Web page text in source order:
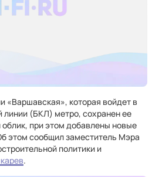
«Варшавская», которая войдет в
линии (БКЛ) метро, сохранен ее
при этом добавлены новые
этом сообщил заместитель Мэра
политики и
.